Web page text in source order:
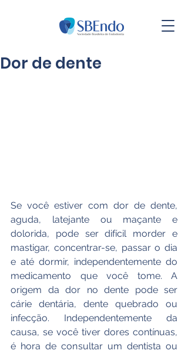
Dor de dente
Se você estiver com dor de dente,
aguda, latejante ou maçante e
dolorida, pode ser difícil morder e
mastigar, concentrar-se, passar o dia
e até dormir, independentemente do
medicamento que você tome. A
origem da dor no dente pode ser
cárie dentária, dente quebrado ou
infecção. Independentemente da
causa, se você tiver dores contínuas,
é hora de consultar um dentista ou